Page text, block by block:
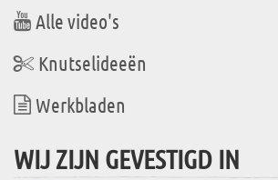
Alle video's
Knutselideeën
Werkbladen
WIJ ZIJN GEVESTIGD IN